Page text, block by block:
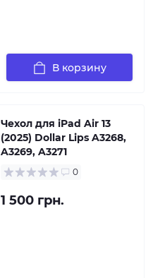
В корзину
Чехол для iPad Air 13
(2025) Dollar Lips A3268,
A3269, A3271
0
1 500 грн.